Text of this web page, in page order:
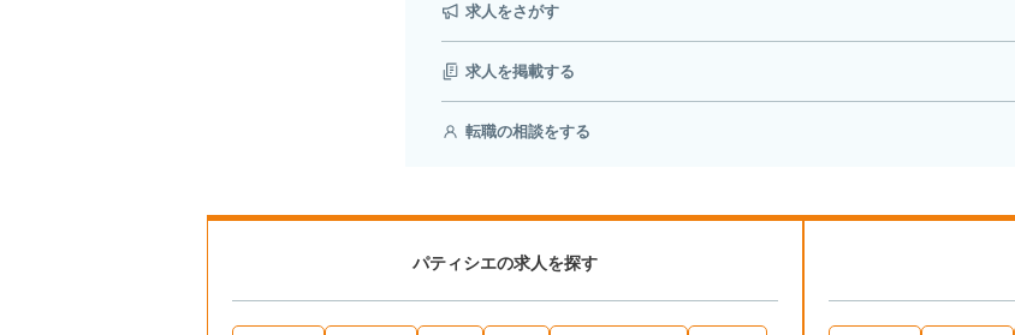
求人をさがす
求人を掲載する
転職の相談をする
パティシエの求人を探す